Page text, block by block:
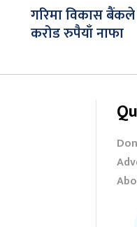
गरिमा विकास बैंकले
करोड रुपैयाँ नाफा